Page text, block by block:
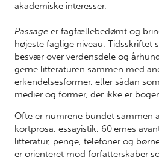
akademiske interesser.
Passage er fagfællebedømt og
højeste faglige niveau. Tidsskriftet
besvær over verdensdele og
gerne litteraturen sammen med
erkendelsesformer, eller sådan
medier og former, der ikke er
Ofte er numrene bundet sammen
kortprosa, essayistik, 60'ernes
litteratur, penge, telefoner og
er orienteret mod forfatterskaber